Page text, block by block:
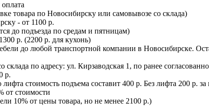
товара по Новосибирску или самовывозе со склада)
- от 1100 р.
до подъезда по средам и пятницам)
р. (2200 р. для кухонь)
до любой транспортной компании в Новосибирске.
склада по адресу: ул. Кирзаводская 1, по ранее
р.
стоимость подъема составит 400 р. Без лифта 200 р.
от стоимости
10% от цены товара, но не менее 2100 р.)